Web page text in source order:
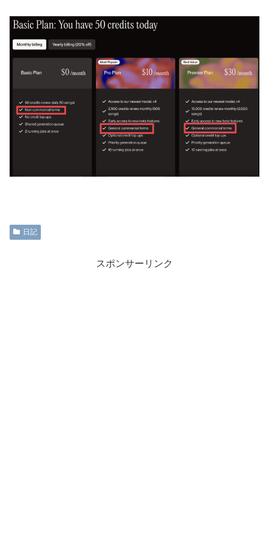
日記
スポンサーリンク